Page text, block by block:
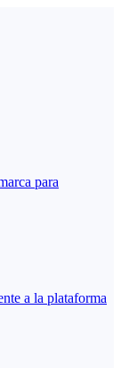
para
a la plataforma